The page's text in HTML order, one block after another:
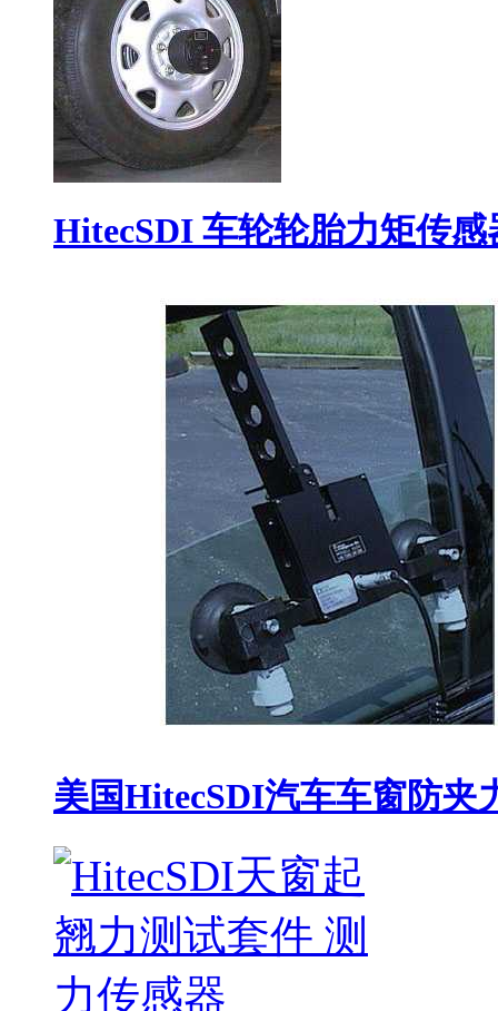
HitecSDI 车轮轮胎力矩传感
美国HitecSDI汽车车窗防夹